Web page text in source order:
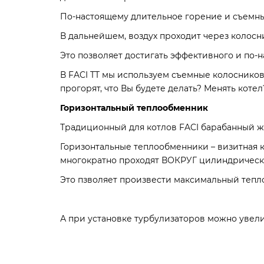
По-настоящему длительное горение и
В дальнейшем, воздух проходит через
Это позволяет достигать эффективного и
В FACI TT мы используем съемные
прогорят, что Вы будете делать? Менять
Горизонтальный теплообменник
Традиционный для котлов FACI барабанный
Горизонтальные теплообменники – визитная
многократно проходят ВОКРУГ
Это пзволяет произвести максимальный
А при установке турбулизаторов можно